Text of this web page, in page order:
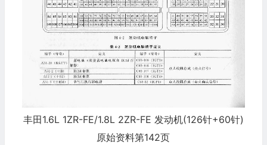
丰田1.6L 1ZR-FE/1.8L 2ZR-FE 发动机(126针+60针)
原始资料第142页